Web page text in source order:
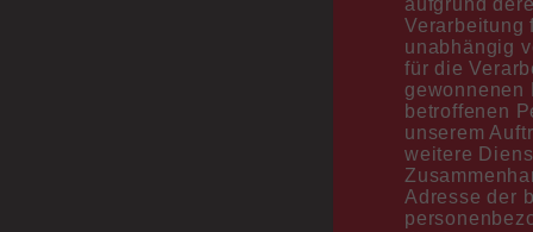
aufgrund
Verarbeitung
unabhängig
für die
gewonnenen
betroffenen
unserem
weitere
Adresse der